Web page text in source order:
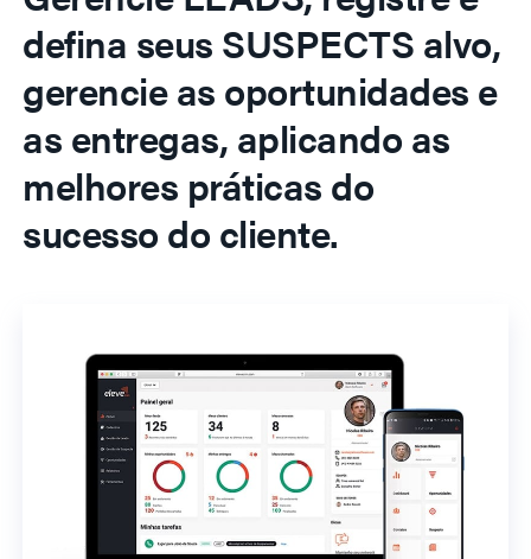
defina seus SUSPECTS alvo,
gerencie as oportunidades e
as entregas, aplicando as
melhores práticas do
sucesso do cliente.